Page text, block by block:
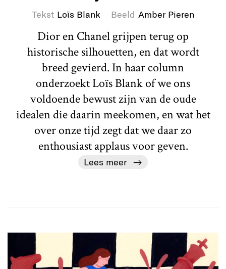
Tekst Loïs Blank Beeld Amber Pieren
Dior en Chanel grijpen terug op
historische silhouetten, en dat wordt
breed gevierd. In haar column
onderzoekt Loïs Blank of we ons
voldoende bewust zijn van de oude
idealen die daarin meekomen, en wat het
over onze tijd zegt dat we daar zo
enthousiast applaus voor geven.
Lees meer